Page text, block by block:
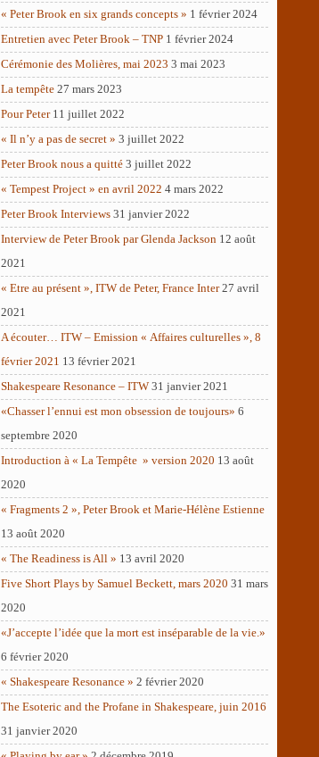
« Peter Brook en six grands concepts » 1 février 2024
Entretien avec Peter Brook – TNP 1 février 2024
Cérémonie des Molières, mai 2023 3 mai 2023
La tempête 27 mars 2023
Pour Peter 11 juillet 2022
« Il n’y a pas de secret » 3 juillet 2022
Peter Brook nous a quitté 3 juillet 2022
« Tempest Project » en avril 2022 4 mars 2022
Peter Brook Interviews 31 janvier 2022
Interview de Peter Brook par Glenda Jackson 12 août
2021
« Etre au présent », ITW de Peter, France Inter 27 avril
2021
A écouter… ITW – Emission « Affaires culturelles », 8
février 2021 13 février 2021
Shakespeare Resonance – ITW 31 janvier 2021
«Chasser l’ennui est mon obsession de toujours» 6
septembre 2020
Introduction à « La Tempête » version 2020 13 août
2020
« Fragments 2 », Peter Brook et Marie-Hélène Estienne
13 août 2020
« The Readiness is All » 13 avril 2020
Five Short Plays by Samuel Beckett, mars 2020 31 mars
2020
«J’accepte l’idée que la mort est inséparable de la vie.»
6 février 2020
« Shakespeare Resonance » 2 février 2020
The Esoteric and the Profane in Shakespeare, juin 2016
31 janvier 2020